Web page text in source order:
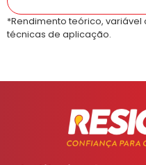
*Rendimento teórico,
técnicas de aplicação.